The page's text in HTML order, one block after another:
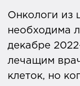
Онкологи из
необходима
декабре
лечащим
клеток, но